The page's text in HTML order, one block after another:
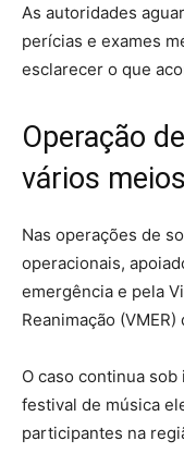
As autoridades
perícias e exames
esclarecer o que
Operação
vários meios
Nas operações de
operacionais,
emergência e pela
Reanimação
O caso continua
festival de música
participantes na